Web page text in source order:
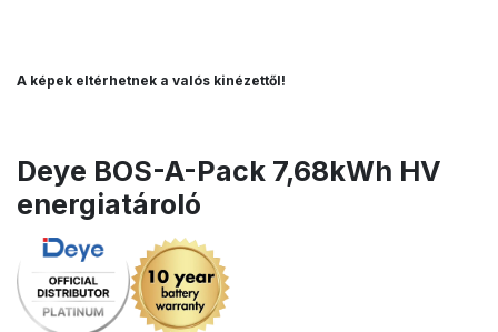
A képek eltérhetnek a valós kinézettől!
Deye BOS-A-Pack 7,68kWh HV
energiatároló